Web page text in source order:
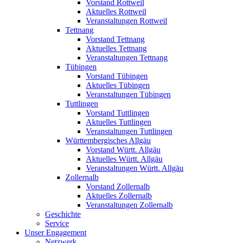
Vorstand Rottweil
Aktuelles Rottweil
Veranstaltungen Rottweil
Tettnang
Vorstand Tettnang
Aktuelles Tettnang
Veranstaltungen Tettnang
Tübingen
Vorstand Tübingen
Aktuelles Tübingen
Veranstaltungen Tübingen
Tuttlingen
Vorstand Tuttlingen
Aktuelles Tuttlingen
Veranstaltungen Tuttlingen
Württembergisches Allgäu
Vorstand Württ. Allgäu
Aktuelles Württ. Allgäu
Veranstaltungen Württ. Allgäu
Zollernalb
Vorstand Zollernalb
Aktuelles Zollernalb
Veranstaltungen Zollernalb
Geschichte
Service
Unser Engagement